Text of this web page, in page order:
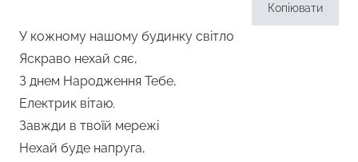
Копіювати
У кожному нашому будинку світло
Яскраво нехай сяє,
З днем Народження Тебе,
Електрик вітаю.
Завжди в твоїй мережі
Нехай буде напруга,